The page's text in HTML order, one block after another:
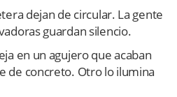
dejan de circular. La gente
guardan silencio.
en un agujero que acaban
de concreto. Otro lo ilumina